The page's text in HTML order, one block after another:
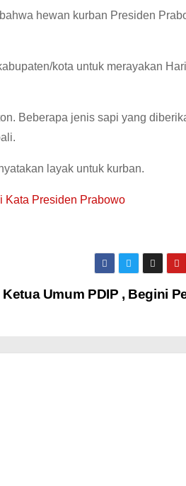
hewan kurban Presiden
kota untuk merayakan
Beberapa jenis sapi yang
layak untuk kurban.
Kata Presiden Prabowo
Umum PDIP , Begini